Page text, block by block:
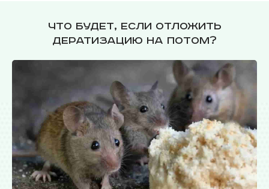
Что будет, если отложить
дератизацию на потом?